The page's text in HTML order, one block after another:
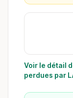
Voir le détail
perdues par